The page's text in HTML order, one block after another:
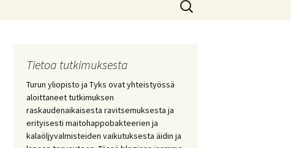
Tietoa tutkimuksesta
Turun yliopisto ja Tyks ovat yhteistyössä
aloittaneet tutkimuksen
raskaudenaikaisesta ravitsemuksesta ja
erityisesti maitohappobakteerien ja
kalaöljyvalmisteiden vaikutuksesta äidin ja